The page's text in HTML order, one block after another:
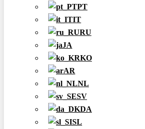
PT
IT
RU
JA
KO
AR
NL
SV
DA
SL